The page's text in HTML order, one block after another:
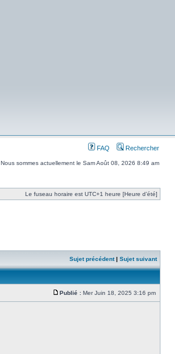
FAQ Rechercher
Nous sommes actuellement le Sam Août 08, 2026 8:49 am
Le fuseau horaire est UTC+1 heure [Heure d’été]
Sujet précédent| Sujet suivant
Publié : Mer Juin 18, 2025 3:16 pm